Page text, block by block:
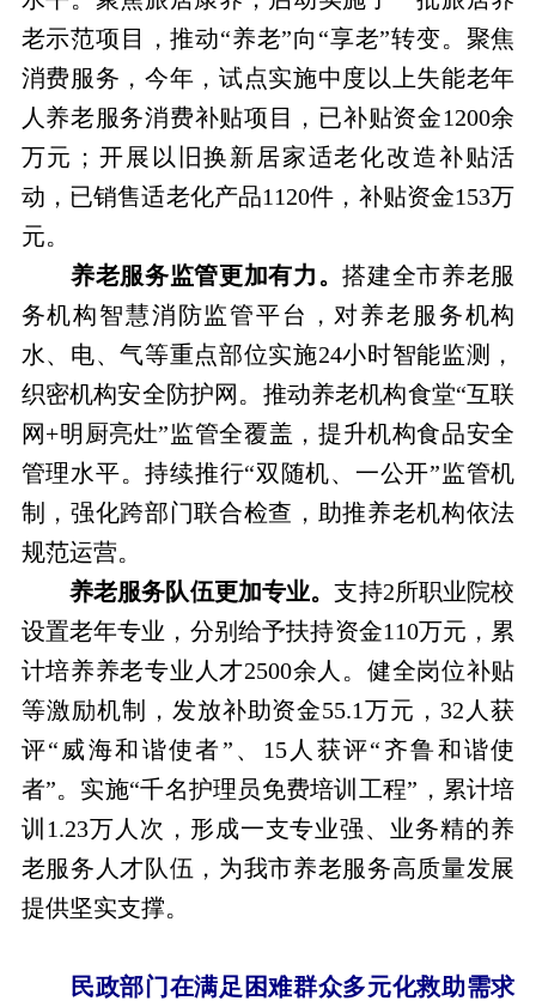
老示范项目，推动“养老”向“享老”转变。聚焦
消费服务，今年，试点实施中度以上失能老年
人养老服务消费补贴项目，已补贴资金1200余
万元；开展以旧换新居家适老化改造补贴活
动，已销售适老化产品1120件，补贴资金153万
元。
养老服务监管更加有力。搭建全市养老服
务机构智慧消防监管平台，对养老服务机构
水、电、气等重点部位实施24小时智能监测，
织密机构安全防护网。推动养老机构食堂“互联
网+明厨亮灶”监管全覆盖，提升机构食品安全
管理水平。持续推行“双随机、一公开”监管机
制，强化跨部门联合检查，助推养老机构依法
规范运营。
养老服务队伍更加专业。支持2所职业院校
设置老年专业，分别给予扶持资金110万元，累
计培养养老专业人才2500余人。健全岗位补贴
等激励机制，发放补助资金55.1万元，32人获
评“威海和谐使者”、15人获评“齐鲁和谐使
者”。实施“千名护理员免费培训工程”，累计培
训1.23万人次，形成一支专业强、业务精的养
老服务人才队伍，为我市养老服务高质量发展
提供坚实支撑。
民政部门在满足困难群众多元化救助需求